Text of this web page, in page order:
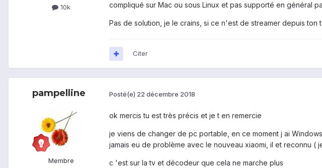
10k
compliqué sur Mac ou sous Linux et pas supporté en général
Pas de solution, je le crains, si ce n'est de streamer depuis ton
Citer
pampelline
Membre
Posté(e) 22 décembre 2018
ok mercis tu est très précis et je t en remercie
je viens de changer de pc portable, en ce moment j ai
jamais eu de problème avec le nouveau xiaom i, il et reconnu (
c 'est sur la tv et décodeur que cela ne marche plus